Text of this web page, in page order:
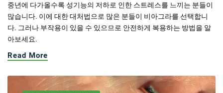
중년에 다가올수록 성기능의 저하로 인한 스트레스를 느끼는 분들이
많습니다. 이에 대한 대처법으로 많은 분들이 비아그라를 선택합니
다. 그러나 부작용이 있을 수 있으므로 안전하게 복용하는 방법을 알
아보세요.
Read More